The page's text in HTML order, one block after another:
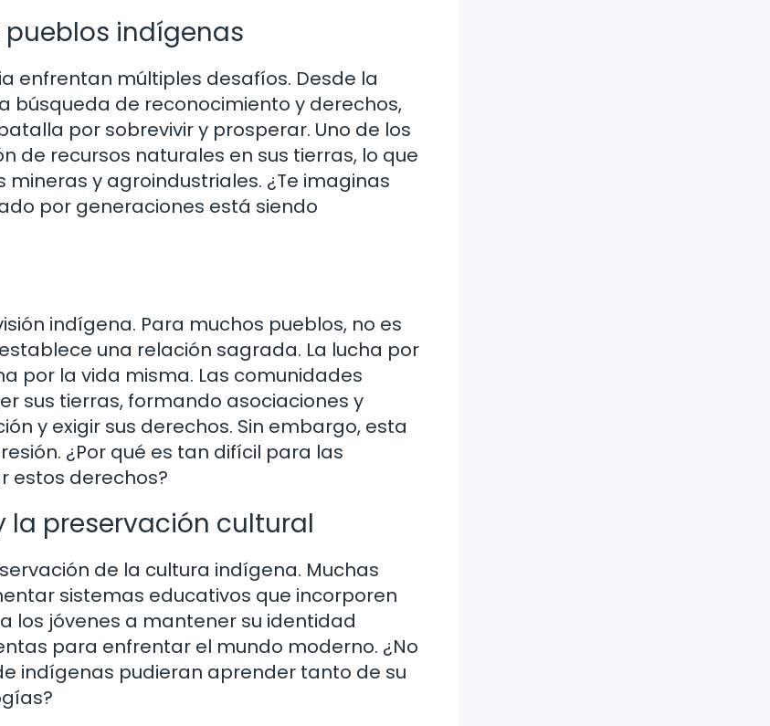
indígenas
enfrentan múltiples desafíos. Desde la
búsqueda de reconocimiento y derechos,
por sobrevivir y prosperar. Uno de los
recursos naturales en sus tierras, lo que
y agroindustriales. ¿Te imaginas
por generaciones está siendo
indígena. Para muchos pueblos, no es
una relación sagrada. La lucha por
por la vida misma. Las comunidades
sus tierras, formando asociaciones y
y exigir sus derechos. Sin embargo, esta
¿Por qué es tan difícil para las
estos derechos?
preservación cultural
de la cultura indígena. Muchas
sistemas educativos que incorporen
los jóvenes a mantener su identidad
para enfrentar el mundo moderno. ¿No
indígenas pudieran aprender tanto de su